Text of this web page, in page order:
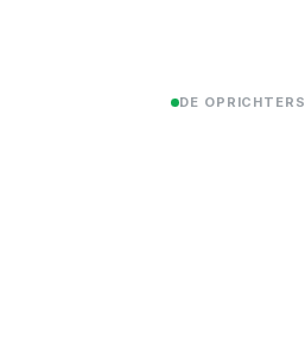
DE OPRICHTERS